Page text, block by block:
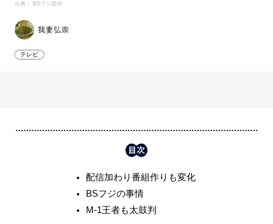
出典： BSフジ提供
我妻弘崇
テレビ
配信加わり番組作りも変化
BSフジの事情
M-1王者も太鼓判